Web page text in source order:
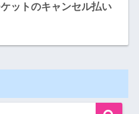
ットのキャンセル払い